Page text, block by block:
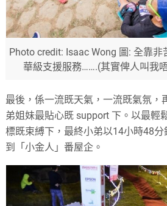
Photo credit: Isaac Wong 圖: 全靠
華級支援服務…….(其實俾人叫我
最後，係一流既天氣，一流既氣氛，
弟姐妹最貼心既 support 下。以最輕
標既束縛下，最終小弟以14小時48
到「小金人」番屋企。